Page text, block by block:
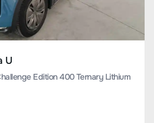
U
Edition 400 Ternary Lithium